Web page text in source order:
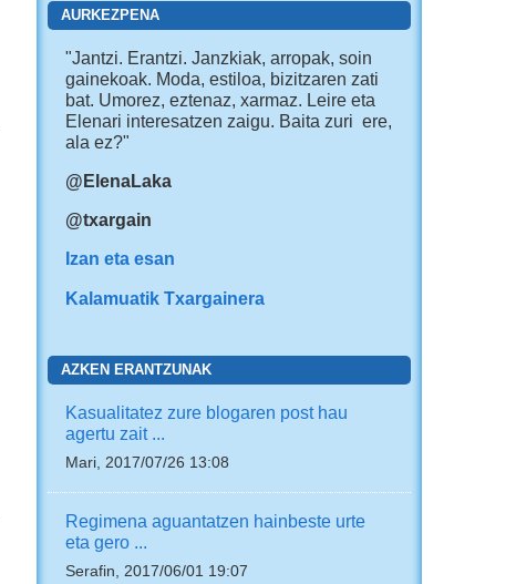
AURKEZPENA
"Jantzi. Erantzi. Janzkiak, arropak, soin
gainekoak. Moda, estiloa, bizitzaren zati
bat. Umorez, eztenaz, xarmaz. Leire eta
Elenari interesatzen zaigu. Baita zuri ere,
ala ez?"
@ElenaLaka
@txargain
Izan eta esan
Kalamuatik Txargainera
AZKEN ERANTZUNAK
Kasualitatez zure blogaren post hau
agertu zait ...
Mari, 2017/07/26 13:08
Regimena aguantatzen hainbeste urte
eta gero ...
Serafin, 2017/06/01 19:07